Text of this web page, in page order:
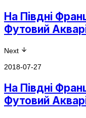
На Півдні
Футовий
Next
2018-07-27
На Півдні
Футовий